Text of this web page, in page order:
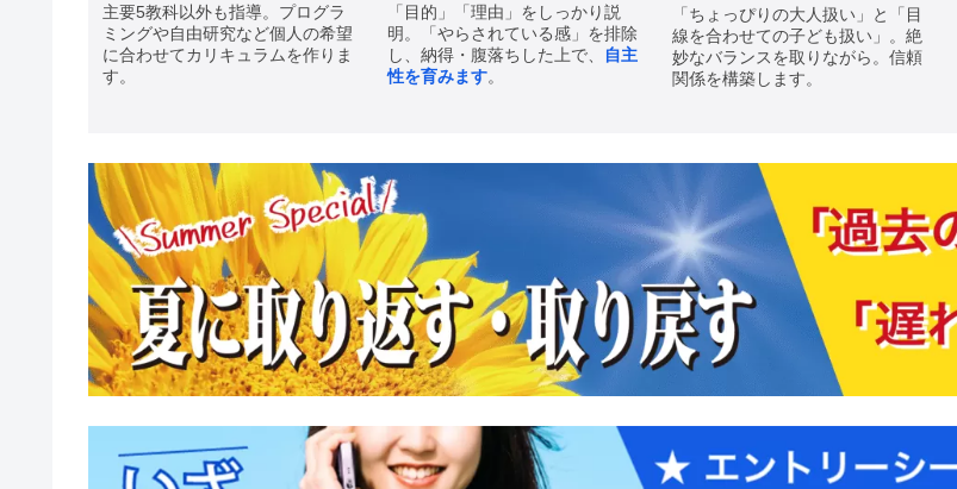
主要5教科以外も指導。プログラ
ミングや自由研究など個人の希望
に合わせてカリキュラムを作りま
す。
「目的」「理由」をしっかり説
明。「やらされている感」を排除
し、納得・腹落ちした上で、
自主
性を育みます。
「ちょっぴりの大人扱い」と「目
線を合わせての子ども扱い」。絶
妙なバランスを取りながら。信頼
関係を構築します。